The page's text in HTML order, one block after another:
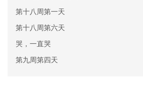
第十八周第一天
第十八周第六天
哭，一直哭
第九周第四天